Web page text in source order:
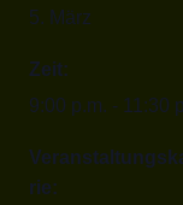
5. März
Zeit:
9:00 p.m. - 11:30
rie: